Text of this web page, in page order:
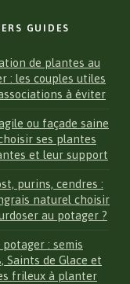
GUIDES
de plantes au
: les couples utiles
à éviter
ou façade saine
ses plantes
et leur support
purins, cendres :
naturel choisir
au potager ?
potager : semis
Saints de Glace et
frileux à planter